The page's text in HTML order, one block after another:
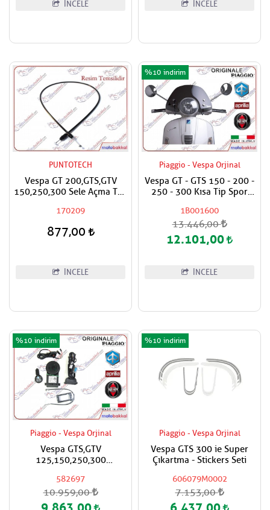
İNCELE İNCELE
PUNTOTECH
Vespa GT 200,GTS,GTV
150,250,300 Sele Açma Teli
170209
877,00
İNCELE
Piaggio - Vespa Orjinal
Vespa GT - GTS 150 - 200 -
250 - 300 Kısa Tip Spor
1B001600
%10
13.446,00
12.101,00
İNCELE
Piaggio - Vespa Orjinal
Vespa GTS,GTV
125,150,250,300
Sistemi
582697
%10
10.959,00
Piaggio - Vespa Orjinal
Vespa GTS 300 ie Super
Çıkartma - Stickers Seti
606079M0002
%10
7.153,00